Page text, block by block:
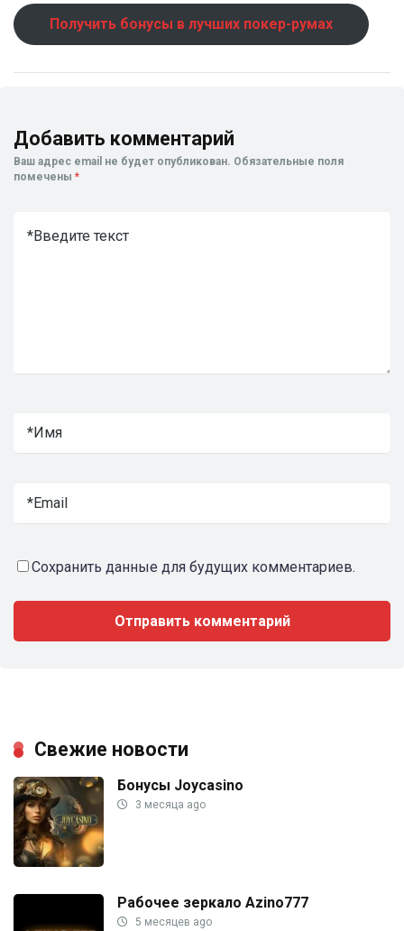
Получить бонусы в лучших покер-румах
Добавить комментарий
Ваш адрес email не будет опубликован. Обязательные поля
помечены *
Сохранить данные для будущих комментариев.
Свежие новости
Бонусы Joycasino
3 месяца ago
Рабочее зеркало Azino777
5 месяцев ago